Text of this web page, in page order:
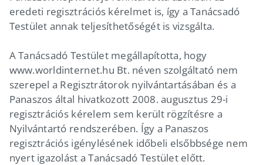
eredeti regisztrációs kérelmet is, így a Tanácsadó
Testület annak teljesíthetőségét is vizsgálta.
A Tanácsadó Testület megállapította, hogy
www.worldinternet.hu Bt. néven szolgáltató nem
szerepel a Regisztrátorok nyilvántartásában és a
Panaszos által hivatkozott 2008. augusztus 29-i
regisztrációs kérelem sem került rögzítésre a
Nyilvántartó rendszerében. Így a Panaszos
regisztrációs igénylésének időbeli elsőbbsége nem
nyert igazolást a Tanácsadó Testület előtt.